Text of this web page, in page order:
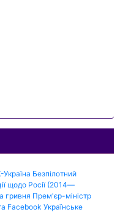
Україна Безпілотний
щодо Росії (2014—
гривня Прем'єр-міністр
Facebook Українське